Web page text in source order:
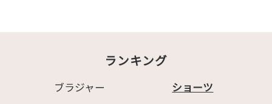
ランキング
ブラジャー ショーツ